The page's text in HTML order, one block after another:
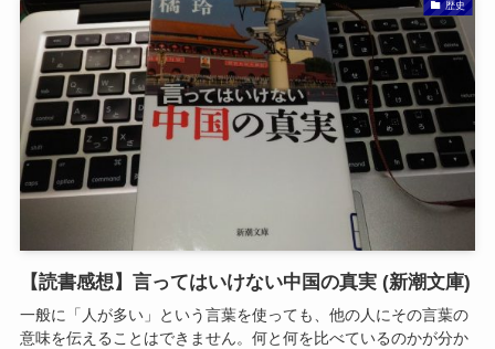
歴史
【読書感想】言ってはいけない中国の真実 (新潮文庫)
一般に「人が多い」という言葉を使っても、他の人にその言葉の
意味を伝えることはできません。何と何を比べているのかが分か